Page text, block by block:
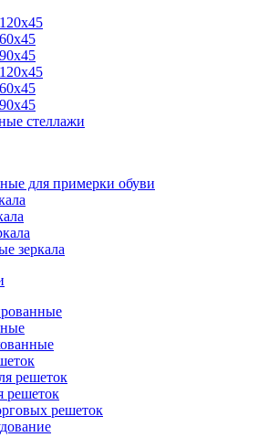
стеллажи
для примерки обуви
зеркала
решеток
решеток
решеток